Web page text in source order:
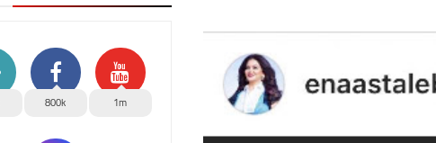
1m
800k